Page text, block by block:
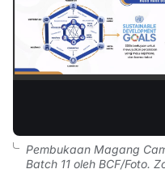
Pembukaan Magang
Batch 11 oleh BCF/Foto.